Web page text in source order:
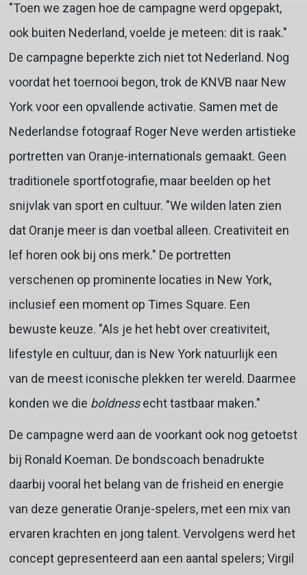
"Toen we zagen hoe de campagne werd opgepakt,
ook buiten Nederland, voelde je meteen: dit is raak."
De campagne beperkte zich niet tot Nederland. Nog
voordat het toernooi begon, trok de KNVB naar New
York voor een opvallende activatie. Samen met de
Nederlandse fotograaf Roger Neve werden artistieke
portretten van Oranje-internationals gemaakt. Geen
traditionele sportfotografie, maar beelden op het
snijvlak van sport en cultuur. "We wilden laten zien
dat Oranje meer is dan voetbal alleen. Creativiteit en
lef horen ook bij ons merk." De portretten
verschenen op prominente locaties in New York,
inclusief een moment op Times Square. Een
bewuste keuze. "Als je het hebt over creativiteit,
lifestyle en cultuur, dan is New York natuurlijk een
van de meest iconische plekken ter wereld. Daarmee
konden we die boldnessecht tastbaar maken."
De campagne werd aan de voorkant ook nog getoetst
bij Ronald Koeman. De bondscoach benadrukte
daarbij vooral het belang van de frisheid en energie
van deze generatie Oranje-spelers, met een mix van
ervaren krachten en jong talent. Vervolgens werd het
concept gepresenteerd aan een aantal spelers; Virgil